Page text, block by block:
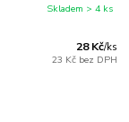
28 Kč/ks
23 Kč bez DPH
Skladem > 4 ks